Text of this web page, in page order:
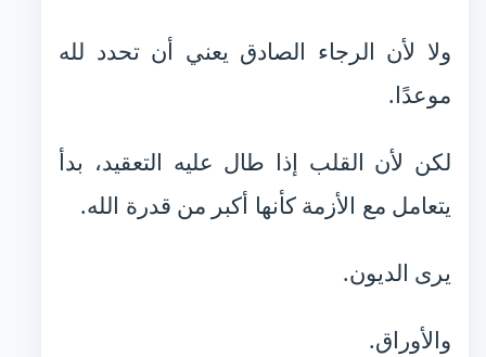
ولا لأن الرجاء الصادق يعني أن تحدد لله
موعدًا.
لكن لأن القلب إذا طال عليه التعقيد، بدأ
يتعامل مع الأزمة كأنها أكبر من قدرة الله.
يرى الديون.
والأوراق.